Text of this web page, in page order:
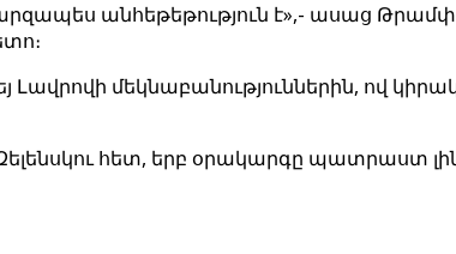
անհեթեթություն է»,- ասաց
մեկնաբանություններին, ով
հետ, երբ օրակարգը պատրաստ